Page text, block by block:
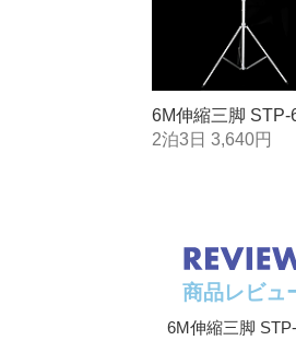
6M伸縮三脚 STP-
2泊3日 3,640円
商品レビュ
6M伸縮三脚